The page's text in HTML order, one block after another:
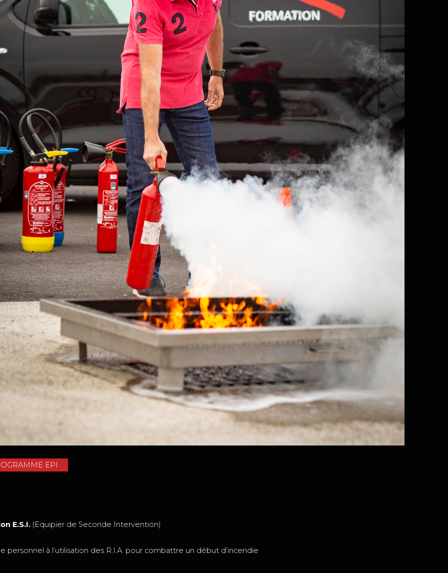
EPI
E.S.I. (Equipier de Seconde Intervention)
personnel à l’utilisation des R.I.A. pour combattre un début d’incendie